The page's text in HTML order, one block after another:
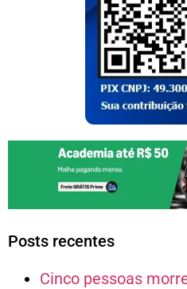
Posts recentes
Cinco pessoas